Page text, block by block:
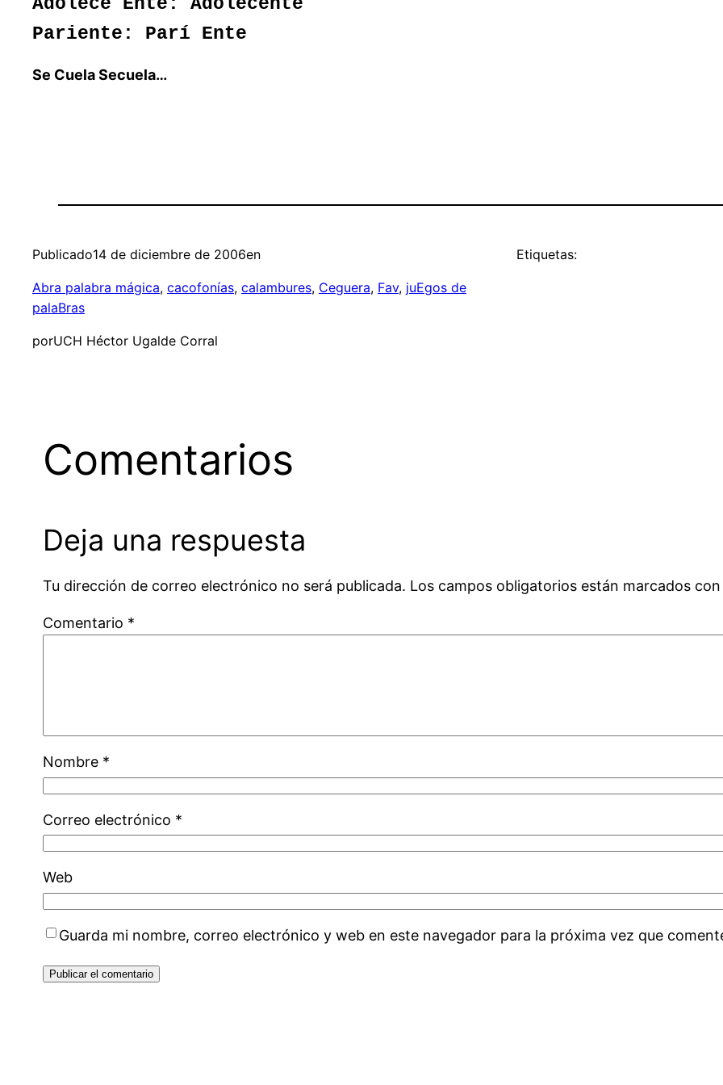
Pariente: Parí Ente
Se Cuela Secuela…
Publicado14 de diciembre de 2006en
Abra palabra mágica, cacofonías, calambures, Ceguera, Fav, juEgos de
palaBras
porUCH Héctor Ugalde Corral
Etiquetas:
Comentarios
Deja una respuesta
Tu dirección de correo electrónico no será publicada. Los campos obligatorios están marcados
Comentario *
Nombre *
Correo electrónico *
Web
Guarda mi nombre, correo electrónico y web en este navegador para la próxima vez que